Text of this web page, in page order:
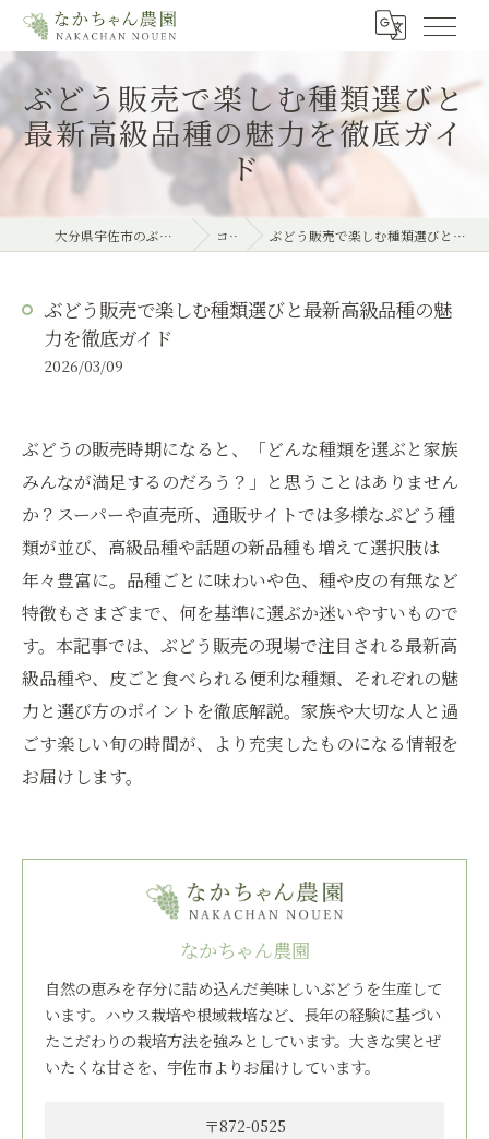
ぶどう販売で楽しむ種類選びと
最新高級品種の魅力を徹底ガイ
ド
大分県宇佐市のぶどうならなかちゃん農園 コラム ぶどう販売で楽しむ種類選びと最新高級品種の魅力を徹底ガイド
ぶどう販売で楽しむ種類選びと最新高級品種の魅
力を徹底ガイド
2026/03/09
ぶどうの販売時期になると、「どんな種類を選ぶと家族
みんなが満足するのだろう？」と思うことはありません
か？スーパーや直売所、通販サイトでは多様なぶどう種
類が並び、高級品種や話題の新品種も増えて選択肢は
年々豊富に。品種ごとに味わいや色、種や皮の有無など
特徴もさまざまで、何を基準に選ぶか迷いやすいもので
す。本記事では、ぶどう販売の現場で注目される最新高
級品種や、皮ごと食べられる便利な種類、それぞれの魅
力と選び方のポイントを徹底解説。家族や大切な人と過
ごす楽しい旬の時間が、より充実したものになる情報を
お届けします。
なかちゃん農園
自然の恵みを存分に詰め込んだ美味しいぶどうを生産して
います。ハウス栽培や根域栽培など、長年の経験に基づい
たこだわりの栽培方法を強みとしています。大きな実とぜ
いたくな甘さを、宇佐市よりお届けしています。
〒872-0525